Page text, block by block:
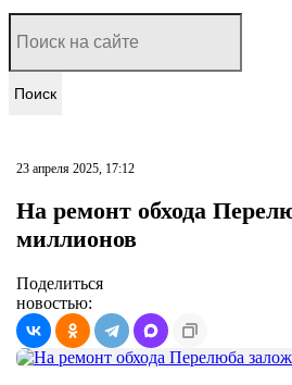
Поиск
23 апреля 2025, 17:12
На ремонт обхода
миллионов
Поделиться
новостью: